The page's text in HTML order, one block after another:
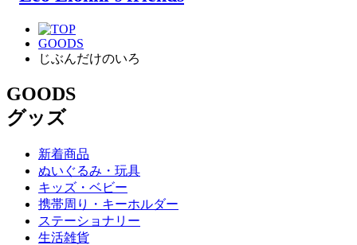
GOODS
じぶんだけのいろ
GOODS
グッズ
新着商品
ぬいぐるみ・玩具
キッズ・ベビー
携帯周り・キーホルダー
ステーショナリー
生活雑貨